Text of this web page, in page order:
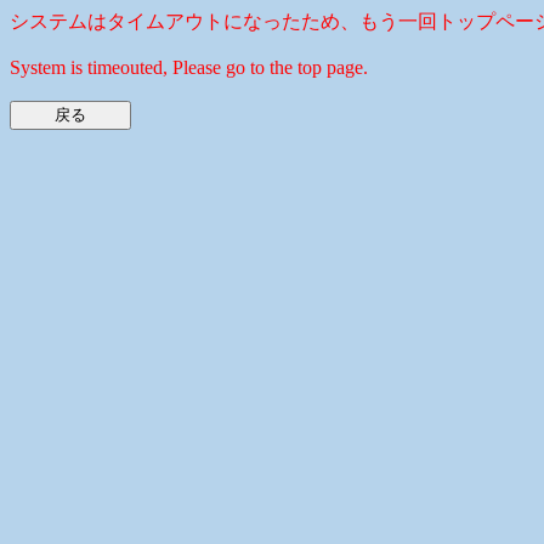
システムはタイムアウトになったため、もう一回トップペー
System is timeouted, Please go to the top page.